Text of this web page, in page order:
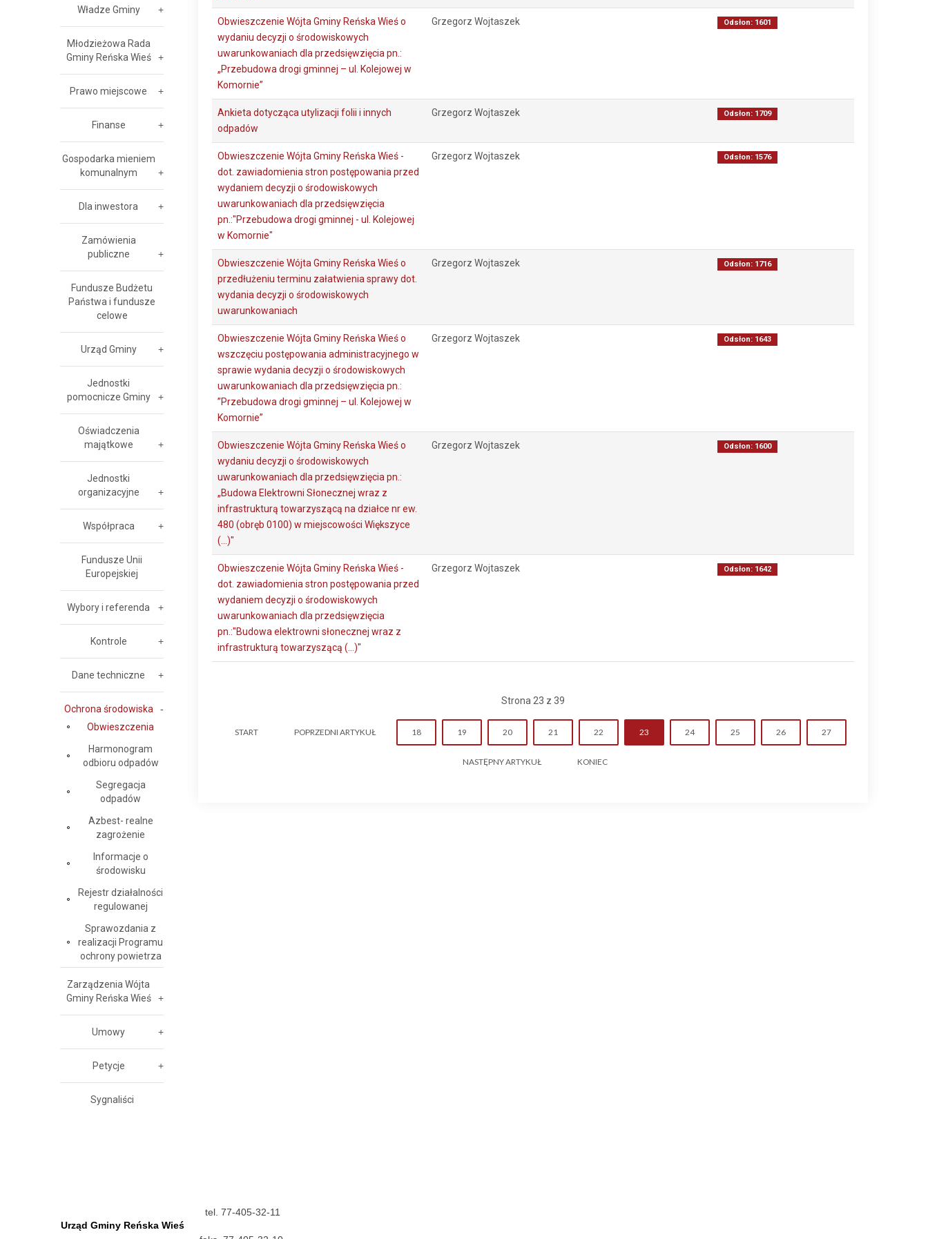
Obwieszczenie Wójta Gminy Reńska Wieś o
wydaniu decyzji o środowiskowych
uwarunkowaniach dla przedsięwzięcia pn.:
„Przebudowa drogi gminnej – ul. Kolejowej w
Komornie”
Grzegorz Wojtaszek Odsłon: 1601
Ankieta dotycząca utylizacji folii i innych
odpadów
Grzegorz Wojtaszek Odsłon: 1709
Obwieszczenie Wójta Gminy Reńska Wieś -
dot. zawiadomienia stron postępowania przed
wydaniem decyzji o środowiskowych
uwarunkowaniach dla przedsięwzięcia
pn.:"Przebudowa drogi gminnej - ul. Kolejowej
w Komornie"
Grzegorz Wojtaszek Odsłon: 1576
Obwieszczenie Wójta Gminy Reńska Wieś o
przedłużeniu terminu załatwienia sprawy dot.
wydania decyzji o środowiskowych
uwarunkowaniach
Grzegorz Wojtaszek Odsłon: 1716
Obwieszczenie Wójta Gminy Reńska Wieś o
wszczęciu postępowania administracyjnego w
sprawie wydania decyzji o środowiskowych
uwarunkowaniach dla przedsięwzięcia pn.:
”Przebudowa drogi gminnej – ul. Kolejowej w
Komornie”
Grzegorz Wojtaszek Odsłon: 1643
Obwieszczenie Wójta Gminy Reńska Wieś o
wydaniu decyzji o środowiskowych
uwarunkowaniach dla przedsięwzięcia pn.:
„Budowa Elektrowni Słonecznej wraz z
infrastrukturą towarzyszącą na działce nr ew.
480 (obręb 0100) w miejscowości Większyce
(...)"
Grzegorz Wojtaszek Odsłon: 1600
Obwieszczenie Wójta Gminy Reńska Wieś -
dot. zawiadomienia stron postępowania przed
wydaniem decyzji o środowiskowych
uwarunkowaniach dla przedsięwzięcia
pn.:"Budowa elektrowni słonecznej wraz z
infrastrukturą towarzyszącą (...)"
Grzegorz Wojtaszek Odsłon: 1642
Strona 23 z 39
START POPRZEDNI ARTYKUŁ 18 19 20 21 22 23 24 25 26 27
NASTĘPNY ARTYKUŁ KONIEC
Władze Gminy
Młodzieżowa Rada
Gminy Reńska Wieś
Prawo miejscowe
Finanse
Gospodarka mieniem
komunalnym
Dla inwestora
Zamówienia
publiczne
Fundusze Budżetu
Państwa i fundusze
celowe
Urząd Gminy
Jednostki
pomocnicze Gminy
Oświadczenia
majątkowe
Jednostki
organizacyjne
Współpraca
Fundusze Unii
Europejskiej
Wybory i referenda
Kontrole
Dane techniczne
Ochrona środowiska
Obwieszczenia
Harmonogram
odbioru odpadów
Segregacja
odpadów
Azbest- realne
zagrożenie
Informacje o
środowisku
Rejestr działalności
regulowanej
Sprawozdania z
realizacji Programu
ochrony powietrza
Zarządzenia Wójta
Gminy Reńska Wieś
Umowy
Petycje
Sygnaliści
Urząd Gminy Reńska Wieś
tel. 77-405-32-11